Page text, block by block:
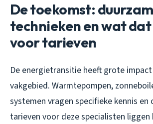
De toekomst:
technieken en wat
voor tarieven
De energietransitie heeft grote
vakgebied. Warmtepompen,
systemen vragen specifieke kennis
tarieven voor deze specialisten liggen